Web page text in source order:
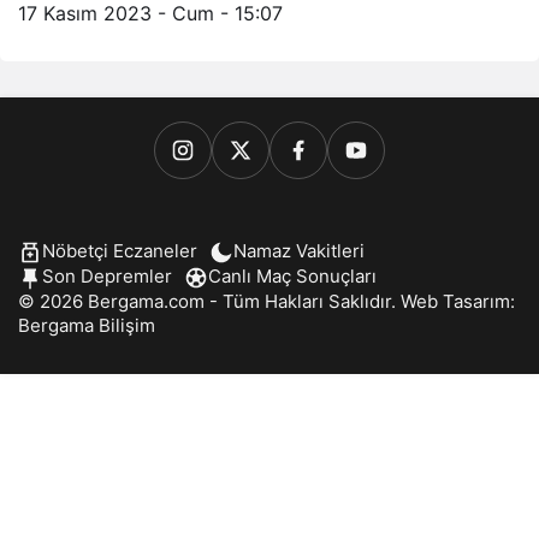
17 Kasım 2023 - Cum - 15:07
Nöbetçi Eczaneler
Namaz Vakitleri
Son Depremler
Canlı Maç Sonuçları
© 2026 Bergama.com - Tüm Hakları Saklıdır. Web Tasarım:
Bergama Bilişim